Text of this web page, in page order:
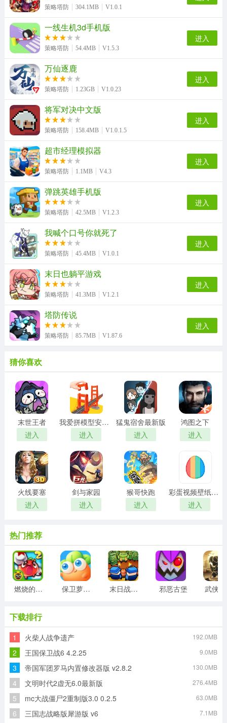
策略塔防 304.1MB V1.0.1
一线生机3d手机版
策略塔防 54.4MB V1.5.3
进入
万仙逐鹿
策略塔防 1.23GB V1.0.23
进入
将军对决中文版
策略塔防 158.4MB V1.0.1.5
进入
超市经理模拟器
策略塔防 1.1MB V4.3
进入
弹跳英雄手机版
策略塔防 42.5MB V1.2.3
进入
我喊个口号你就死了
策略塔防 45.4MB V1.0.1
进入
末日也躺平游戏
策略塔防 41.3MB V1.2.1
进入
塔防传说
策略塔防 85.7MB V1.87.6
进入
猜你喜欢
末世王者
进入
我爱拼模型安卓版
进入
猛鬼宿舍最新版
进入
鸿图之下
进入
火线要塞
进入
剑与家园
进入
猴哥快跑
进入
彩蛋视频壁纸手机版
进入
热门推荐
燃烧的蔬菜2正版 保卫萝卜3最新版 末日战线最新版 邪恶古堡
下载排行
1 火柴人战争遗产 192.0MB
2 王国保卫战6 4.2.25 9.0MB
3 帝国军团罗马内置修改器版 v2.8.2 130.0MB
4 文明时代2虚无6.0最新版 276.4MB
5 mc大战僵尸2重制版3.0 0.2.5 63.0MB
6 三国志战略版犀游版 v6 7.1MB